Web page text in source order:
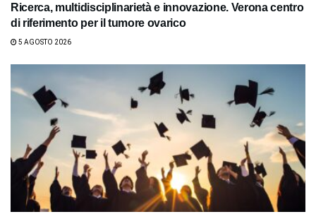
Ricerca, multidisciplinarietà e innovazione. Verona centro
di riferimento per il tumore ovarico
5 AGOSTO 2026